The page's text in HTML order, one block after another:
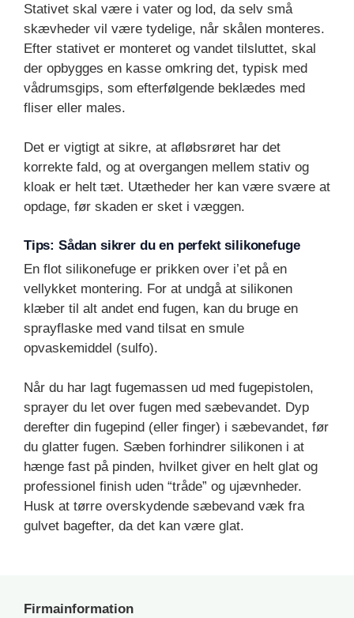
Stativet skal være i vater og lod, da selv små
skævheder vil være tydelige, når skålen monteres.
Efter stativet er monteret og vandet tilsluttet, skal
der opbygges en kasse omkring det, typisk med
vådrumsgips, som efterfølgende beklædes med
fliser eller males.
Det er vigtigt at sikre, at afløbsrøret har det
korrekte fald, og at overgangen mellem stativ og
kloak er helt tæt. Utætheder her kan være svære at
opdage, før skaden er sket i væggen.
Tips: Sådan sikrer du en perfekt silikonefuge
En flot silikonefuge er prikken over i’et på en
vellykket montering. For at undgå at silikonen
klæber til alt andet end fugen, kan du bruge en
sprayflaske med vand tilsat en smule
opvaskemiddel (sulfo).
Når du har lagt fugemassen ud med fugepistolen,
sprayer du let over fugen med sæbevandet. Dyp
derefter din fugepind (eller finger) i sæbevandet, før
du glatter fugen. Sæben forhindrer silikonen i at
hænge fast på pinden, hvilket giver en helt glat og
professionel finish uden “tråde” og ujævnheder.
Husk at tørre overskydende sæbevand væk fra
gulvet bagefter, da det kan være glat.
Firmainformation